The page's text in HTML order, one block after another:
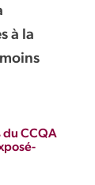
à la
CCQA